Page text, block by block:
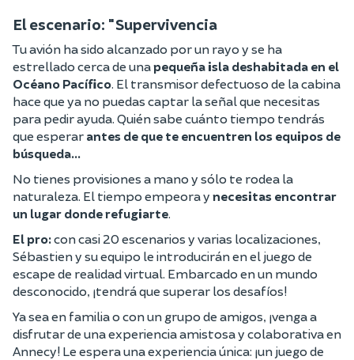
El escenario: "Supervivencia
Tu avión ha sido alcanzado por un rayo y se ha
estrellado cerca de unapequeña isla deshabitada en el
Océano Pacífico. El transmisor defectuoso de la cabina
hace que ya no puedas captar la señal que necesitas
para pedir ayuda. Quién sabe cuánto tiempo tendrás
que esperar antes de que te encuentren los equipos de
búsqueda...
No tienes provisiones a mano y sólo te rodea la
naturaleza. El tiempo empeora y necesitas encontrar
un lugar donde refugiarte.
El pro:con casi 20 escenarios y varias localizaciones,
Sébastien y su equipo le introducirán en el juego de
escape de realidad virtual. Embarcado en un mundo
desconocido, ¡tendrá que superar los desafíos!
Ya sea en familia o con un grupo de amigos, ¡venga a
disfrutar de una experiencia amistosa y colaborativa en
Annecy! Le espera una experiencia única: ¡un juego de